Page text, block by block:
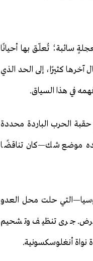
سائبة؛ تُعلّق بها أحيانًا
آخرها كثيرًا، إلى الحد الذي
في هذا السياق.
الحرب الباردة محددة
موضع شك—كان تناقضًا
روسيا—التي حلت محل العدو
الغرض. جرى تنظيف وتشحيم
نواة أنغلوسكسونية.